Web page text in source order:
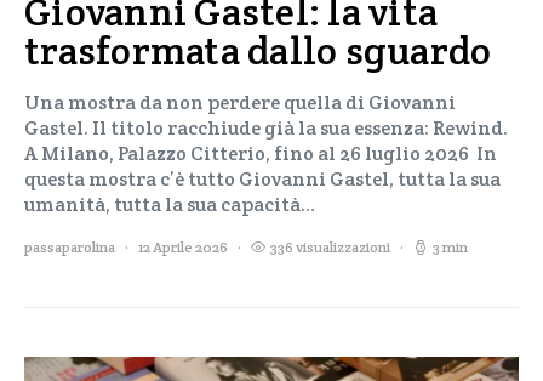
Giovanni Gastel: la vita
trasformata dallo sguardo
Una mostra da non perdere quella di Giovanni
Gastel. Il titolo racchiude già la sua essenza: Rewind.
A Milano, Palazzo Citterio, fino al 26 luglio 2026 In
questa mostra c’è tutto Giovanni Gastel, tutta la sua
umanità, tutta la sua capacità…
passaparolina 12 Aprile 2026 336 visualizzazioni 3 min